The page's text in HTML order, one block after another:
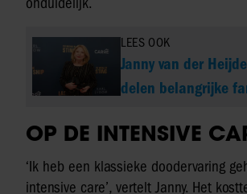
LEES OOK
Janny van der
delen belangrijke
OP DE INTENSIVE
‘Ik heb een klassieke doodervaring
intensive care’, vertelt Janny. Het